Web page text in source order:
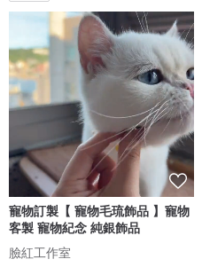
寵物訂製【 寵物毛琉飾品 】寵物
客製 寵物紀念 純銀飾品
臉紅工作室